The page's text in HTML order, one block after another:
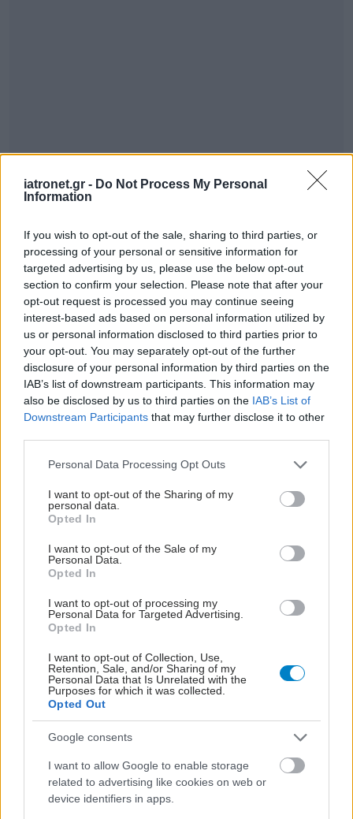
iatronet.gr - Do Not Process My Personal
Information
If you wish to opt-out of the sale, sharing to third parties, or
processing of your personal or sensitive information for
targeted advertising by us, please use the below opt-out
section to confirm your selection. Please note that after your
opt-out request is processed you may continue seeing
interest-based ads based on personal information utilized by
us or personal information disclosed to third parties prior to
your opt-out. You may separately opt-out of the further
disclosure of your personal information by third parties on the
IAB’s list of downstream participants. This information may
also be disclosed by us to third parties on the IAB’s List of
Downstream Participants that may further disclose it to other
Please note that this website/app uses one or more Google
not limited to your visit or usage behaviour. You may click to
grant or deny consent to Google and its third-party tags to
use your data for below specified purposes in below Google
consent section.
Personal Data Processing Opt Outs
I want to opt-out of the Sharing of my
personal data.
Opted In
I want to opt-out of the Sale of my
Personal Data.
Opted In
I want to opt-out of processing my
Personal Data for Targeted Advertising.
Opted In
I want to opt-out of Collection, Use,
Retention, Sale, and/or Sharing of my
Personal Data that Is Unrelated with the
Purposes for which it was collected.
Opted Out
Google consents
I want to allow Google to enable storage
related to advertising like cookies on web or
device identifiers in apps.
ECDC: Στην Ελλάδα το 25% των ευρωπαϊκών
κρουσμάτων ιού του Δυτικού Νείλου [πίνακας]